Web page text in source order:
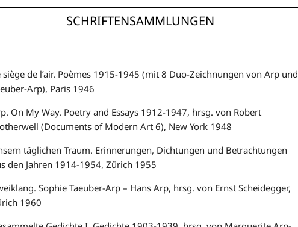
SCHRIFTENSAMMLUNGEN
siège de l’air. Poèmes 1915-1945 (mit 8 Duo-Zeichnungen von Arp und
Arp), Paris 1946
On My Way. Poetry and Essays 1912-1947, hrsg. von Robert
(Documents of Modern Art 6), New York 1948
täglichen Traum. Erinnerungen, Dichtungen und Betrachtungen
den Jahren 1914-1954, Zürich 1955
Sophie Taeuber-Arp – Hans Arp, hrsg. von Ernst Scheidegger,
1960